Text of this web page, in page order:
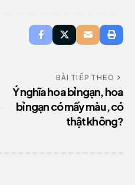
BÀI TIẾP THEO
Ý nghĩa hoa bỉ ngạn, hoa
bỉ ngạn có mấy màu, có
thật không?